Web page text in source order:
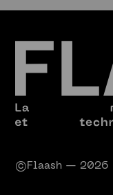
©Flaash — 2026